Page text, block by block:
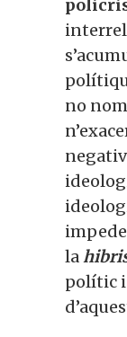
de la
Déu.
les
les
sinó
noves
Et
Si,